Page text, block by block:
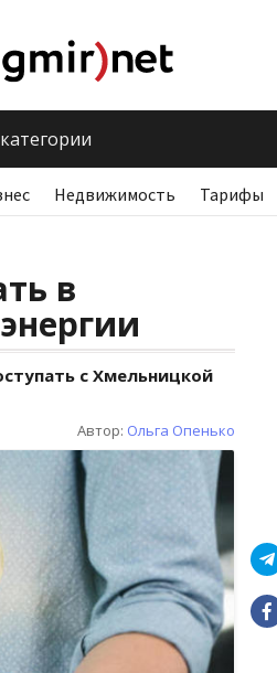
Недвижимость Тарифы
в
с Хмельницкой
Автор: Ольга Опенько